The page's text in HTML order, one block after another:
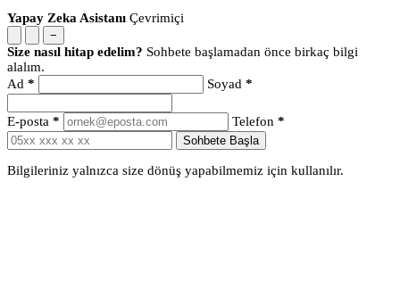
Yapay Zeka Asistanı Çevrimiçi
−
Size nasıl hitap edelim? Sohbete başlamadan önce birkaç bilgi
alalım.
Ad * Soyad *
E-posta * Telefon *
Sohbete Başla
Bilgileriniz yalnızca size dönüş yapabilmemiz için kullanılır.